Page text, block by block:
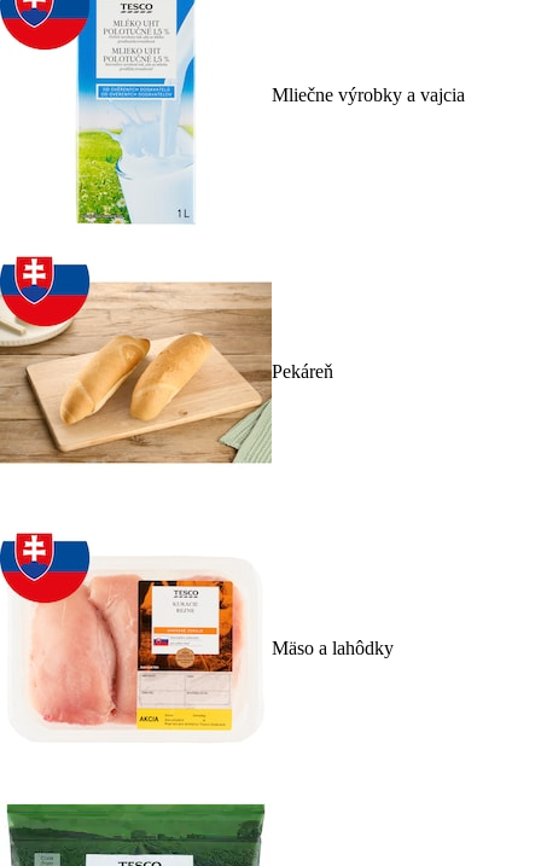
Mliečne výrobky a vajcia
Pekáreň
Mäso a lahôdky